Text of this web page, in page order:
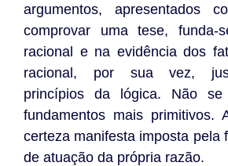
argumentos, apresentados
comprovar uma tese, funda-
racional e na evidência dos
racional, por sua vez,
princípios da lógica. Não se
fundamentos mais primitivos.
certeza manifesta imposta pela
de atuação da própria razão.